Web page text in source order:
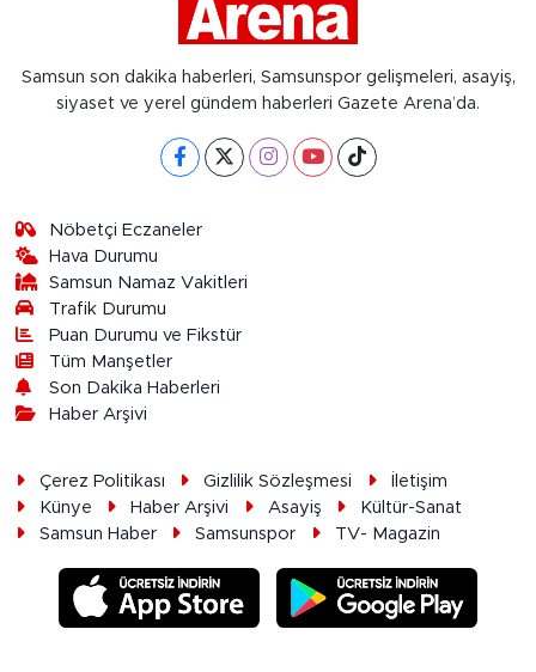
Samsun son dakika haberleri, Samsunspor gelişmeleri, asayiş,
siyaset ve yerel gündem haberleri Gazete Arena’da.
Nöbetçi Eczaneler
Hava Durumu
Samsun Namaz Vakitleri
Trafik Durumu
Puan Durumu ve Fikstür
Tüm Manşetler
Son Dakika Haberleri
Haber Arşivi
Çerez Politikası Gizlilik Sözleşmesi
İletişim
Künye
Haber Arşivi Asayiş
Kültür-Sanat
Samsun Haber
Samsunspor TV- Magazin